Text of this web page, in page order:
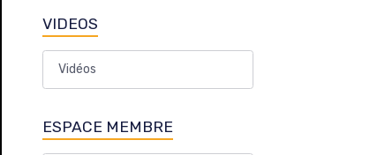
VIDEOS
Vidéos
ESPACE MEMBRE